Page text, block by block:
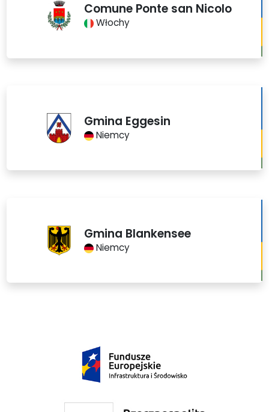
Comune Ponte san Nicolo
Włochy
Gmina Eggesin
Niemcy
Gmina Blankensee
Niemcy